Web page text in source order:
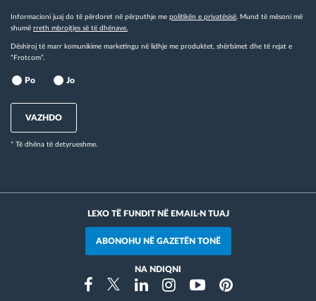
Informacioni juaj do të përdoret në përputhje me politikën e privatësisë . Mund të mësoni më
shumë rreth mbrojtjes së të dhënave.
Dëshiroj të marr komunikime marketingu në lidhje me produktet, shërbimet dhe të rejat e
“Frotcom”.
Po Jo
VAZHDO
* Të dhëna të detyrueshme.
LEXO TË FUNDIT NË EMAIL-N TUAJ
ABONOHU NË GAZETËN TONË
NA NDIQNI
FacebookTwitterLinkedinInstragramYoutubePinterest